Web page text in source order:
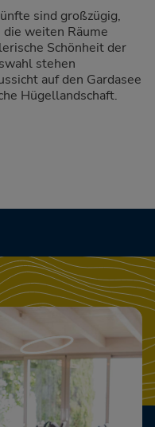
sind großzügig,
weiten Räume
Schönheit der
stehen
auf den Gardasee
Hügellandschaft.